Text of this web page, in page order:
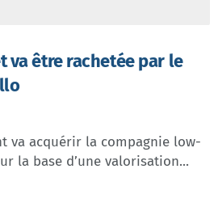
va être rachetée par le
va acquérir la compagnie low-
la base d’une valorisation...